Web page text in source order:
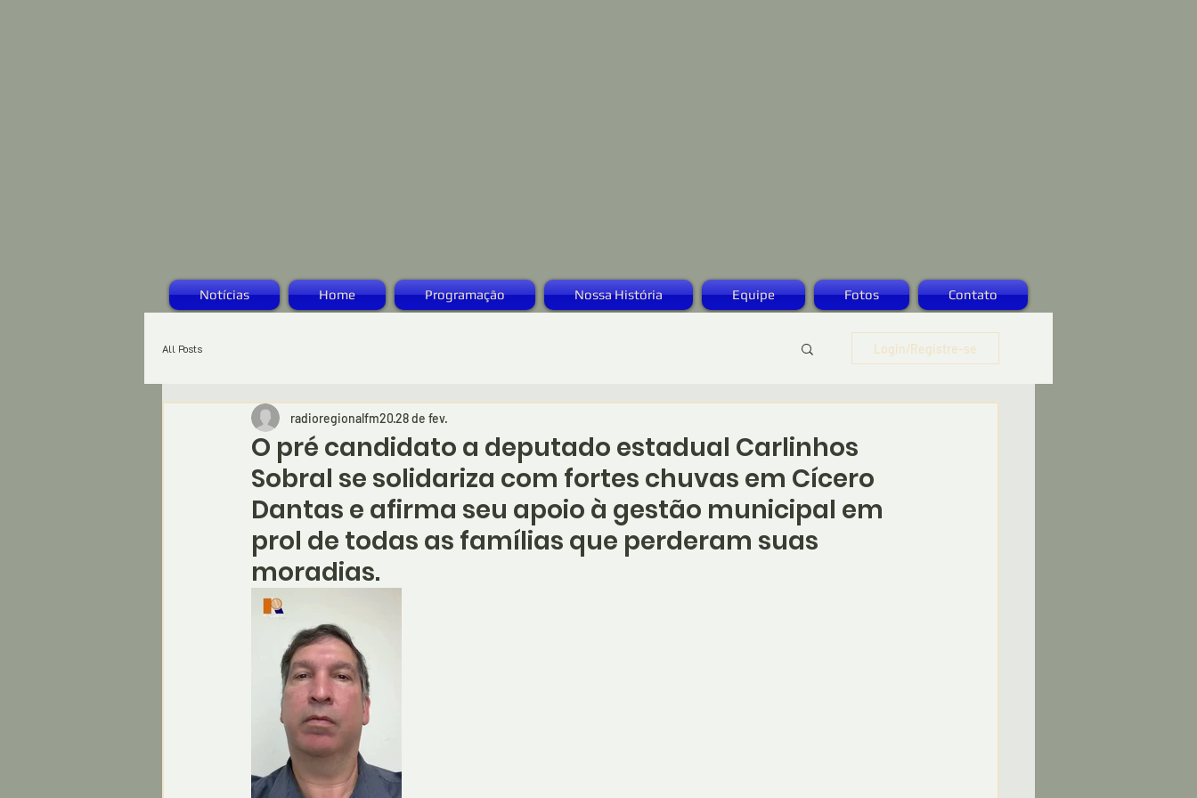
Notícias Home Programação Nossa História Equipe Fotos Contato
All Posts Login/Registre-se
O pré candidato a deputado estadual Carlinhos
Sobral se solidariza com fortes chuvas em Cícero
Dantas e afirma seu apoio à gestão municipal em
prol de todas as famílias que perderam suas
moradias.
radioregionalfm2028 de fev.